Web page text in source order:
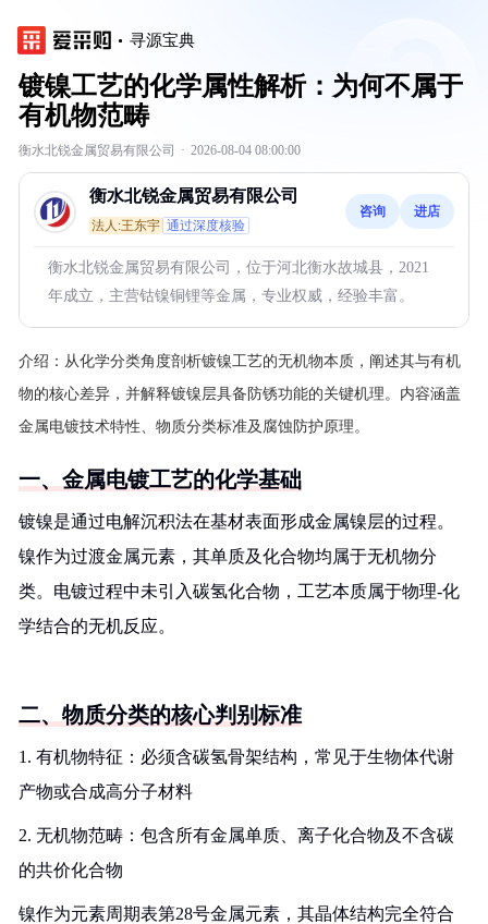
寻源宝典
镀镍工艺的化学属性解析：为何不属于
有机物范畴
衡水北锐金属贸易有限公司 · 2026-08-04 08:00:00
衡水北锐金属贸易有限公司
法人:王东宇 通过深度核验
咨询 进店
衡水北锐金属贸易有限公司，位于河北衡水故城县，2021
年成立，主营钴镍铜锂等金属，专业权威，经验丰富。
介绍： 从化学分类角度剖析镀镍工艺的无机物本质，阐述其与有机
物的核心差异，并解释镀镍层具备防锈功能的关键机理。内容涵盖
金属电镀技术特性、物质分类标准及腐蚀防护原理。
一、金属电镀工艺的化学基础
镀镍是通过电解沉积法在基材表面形成金属镍层的过程。
镍作为过渡金属元素，其单质及化合物均属于无机物分
类。电镀过程中未引入碳氢化合物，工艺本质属于物理-化
学结合的无机反应。
二、物质分类的核心判别标准
1. 有机物特征：必须含碳氢骨架结构，常见于生物体代谢
产物或合成高分子材料
2. 无机物范畴：包含所有金属单质、离子化合物及不含碳
的共价化合物
镍作为元素周期表第28号金属元素，其晶体结构完全符合